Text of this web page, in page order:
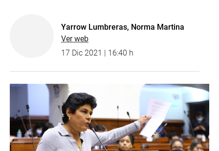
Yarrow Lumbreras, Norma Martina
Ver web
17 Dic 2021 | 16:40 h